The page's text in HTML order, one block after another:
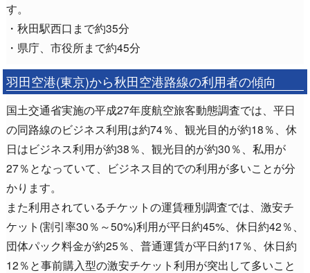
す。
・秋田駅西口まで約35分
・県庁、市役所まで約45分
羽田空港(東京)から秋田空港路線の利用者の傾向
国土交通省実施の平成27年度航空旅客動態調査では、平日
の同路線のビジネス利用は約74％、観光目的が約18％、休
日はビジネス利用が約38％、観光目的が約30％、私用が
27％となっていて、ビジネス目的での利用が多いことが分
かります。
また利用されているチケットの運賃種別調査では、激安チ
ケット(割引率30％～50%)利用が平日約45%、休日約42％、
団体パック料金が約25％、普通運賃が平日約17％、休日約
12％と事前購入型の激安チケット利用が突出して多いこと